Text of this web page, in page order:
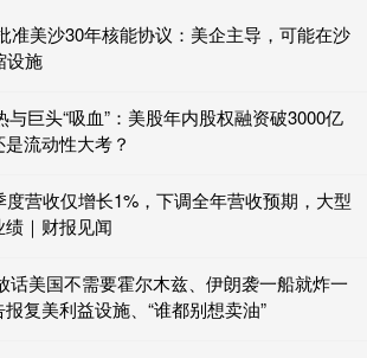
准美沙30年核能协议：美企主导，可能在沙
设施
巨头“吸血”：美股年内股权融资破3000亿
流动性大考？
营收仅增长1%，下调全年营收预期，大型
｜财报见闻
话美国不需要霍尔木兹、伊朗袭一船就炸一
复美利益设施、“谁都别想卖油”